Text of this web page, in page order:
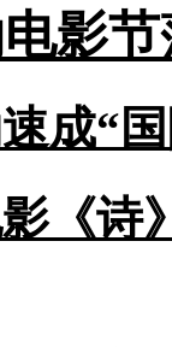
影
成“
《诗